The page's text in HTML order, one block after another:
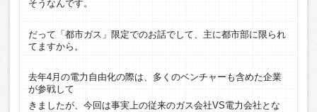
そうなんです。
だって「都市ガス」限定でのお話でして、主に都市部に限られ
てますから。
去年4月の電力自由化の際は、多くのベンチャーも含めた企業
が参戦して
きましたが、今回は事実上の従来のガス会社VS電力会社とな